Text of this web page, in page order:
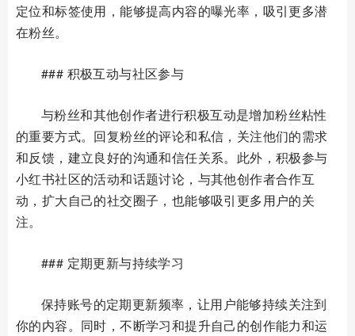
定位和标签使用，能够提高内容的曝光率，吸引更多潜
在粉丝。
### 积极互动与社区参与
与粉丝和其他创作者进行积极互动是增加粉丝粘性
的重要方式。回复粉丝的评论和私信，关注他们的需求
和反馈，建立良好的沟通和信任关系。此外，积极参与
小红书社区的活动和话题讨论，与其他创作者合作互
动，扩大自己的社交圈子，也能够吸引更多用户的关
注。
### 定期更新与持续学习
保持账号的定期更新频率，让用户能够持续关注到
你的内容。同时，不断学习和提升自己的创作能力和运